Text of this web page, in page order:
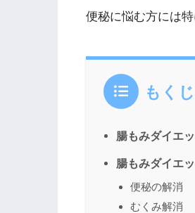
便秘に悩む方には
もくじ
腸もみダイエ
腸もみダイエ
便秘の解消
むくみ解消